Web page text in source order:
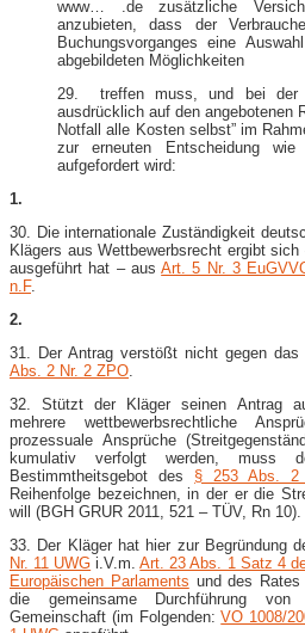
www… .de zusätzliche
anzubieten, dass der
Buchungsvorganges eine
abgebildeten Möglichkeiten
29. treffen muss, und bei der
ausdrücklich auf den angebotenen
Notfall alle Kosten selbst” im
zur erneuten Entscheidung wie
aufgefordert wird:
1.
30. Die internationale Zuständigkeit
Klägers aus Wettbewerbsrecht ergibt
ausgeführt hat – ausArt. 5 Nr. 3
n.F.
2.
31. Der Antrag verstößt nicht gegen das
Abs. 2 Nr. 2 ZPO
32. Stützt der Kläger seinen Antrag
mehrere wettbewerbsrechtliche
prozessuale Ansprüche
kumulativ verfolgt werden, muss
Bestimmtheitsgebot des § 253 Abs.
Reihenfolge bezeichnen, in der er die
will (BGH GRUR 2011, 521 – TÜV, Rn 10).
33. Der Kläger hat hier zur Begründung
Nr. 11 UWG i.V.m.Art. 23 Abs. 1 Satz 4
Europäischen Parlaments und des
die gemeinsame Durchführung von
Gemeinschaft (im Folgenden:VO 1008/